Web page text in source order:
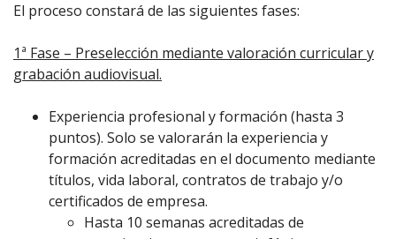
El proceso constará de las siguientes fases:
1ª Fase – Preselección mediante valoración curricular y
grabación audiovisual.
Experiencia profesional y formación (hasta 3
puntos). Solo se valorarán la experiencia y
formación acreditadas en el documento mediante
títulos, vida laboral, contratos de trabajo y/o
certificados de empresa.
Hasta 10 semanas acreditadas de